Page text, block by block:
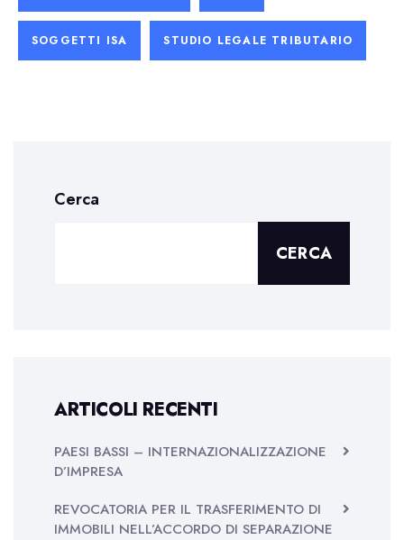
SOGGETTI ISA STUDIO LEGALE TRIBUTARIO
Cerca
CERCA
ARTICOLI RECENTI
PAESI BASSI – INTERNAZIONALIZZAZIONE
D’IMPRESA
REVOCATORIA PER IL TRASFERIMENTO DI
IMMOBILI NELL’ACCORDO DI SEPARAZIONE